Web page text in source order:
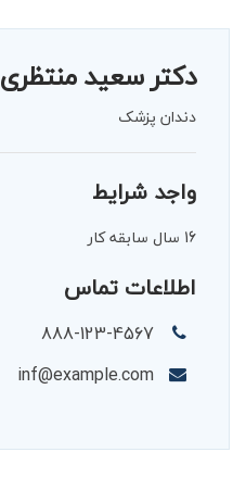
دکتر سعید منتظری
دندان پزشک
واجد شرایط
16 سال سابقه کار
اطلاعات تماس
888-123-4567
inf@example.com